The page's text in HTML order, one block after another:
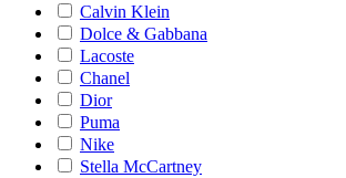
Calvin Klein
Dolce & Gabbana
Lacoste
Chanel
Dior
Puma
Nike
Stella McCartney